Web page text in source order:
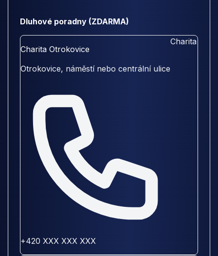
Dluhové poradny (ZDARMA)
Charita Otrokovice
Otrokovice, náměstí nebo centrální ulice
+420 XXX XXX XXX
Charita